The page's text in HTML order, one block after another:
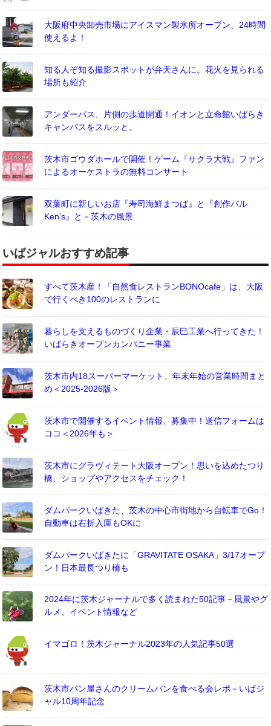
大阪府中央卸売市場にアイスマン製氷所オープン、24時間
使えるよ！
知る人ぞ知る撮影スポットが弁天さんに。花火を見られる
場所も紹介
アンダーパス、片側の歩道開通！イオンと立命館いばらき
キャンパスをスルッと。
茨木市ゴウダホールで開催！ゲーム『サクラ大戦』ファン
によるオーケストラの無料コンサート
双葉町に新しいお店『寿司海鮮まつば』と『創作バル
Ken’s』と－茨木の風景
いばジャルおすすめ記事
すべて茨木産！「自然食レストランBONOcafe」は、大阪
で行くべき100のレストランに
暮らしを支えるものづくり企業・辰巳工業へ行ってきた！
いばらきオープンカンパニー事業
茨木市内18スーパーマーケット、年末年始の営業時間まと
め＜2025-2026版＞
茨木市で開催するイベント情報、募集中！送信フォームは
ココ＜2026年も＞
茨木市にグラヴィテート大阪オープン！思いを込めたつり
橋、ショップやアクセスをチェック！
ダムパークいばきた、茨木の中心市街地から自転車でGo！
自動車は右折入庫もOKに
ダムパークいばきたに「GRAVITATE OSAKA」3/17オープ
ン！日本最長つり橋も
2024年に茨木ジャーナルで多く読まれた50記事－風景やグ
ルメ、イベント情報など
イマゴロ！茨木ジャーナル2023年の人気記事50選
茨木市パン屋さんのクリームパンを食べる会レポ－いばジ
ャル10周年記念